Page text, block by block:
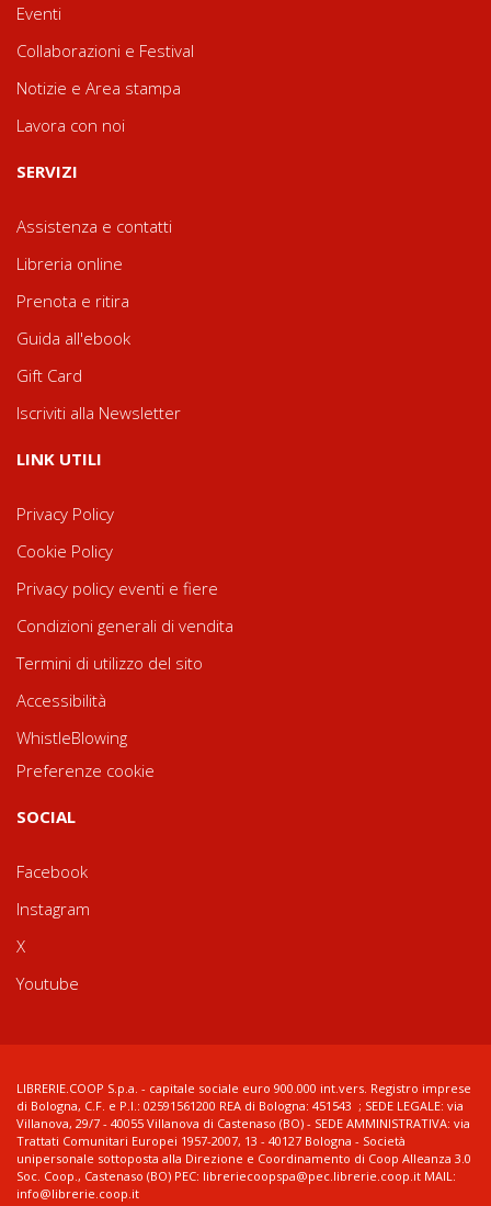
Eventi
Collaborazioni e Festival
Notizie e Area stampa
Lavora con noi
SERVIZI
Assistenza e contatti
Libreria online
Prenota e ritira
Guida all'ebook
Gift Card
Iscriviti alla Newsletter
LINK UTILI
Privacy Policy
Cookie Policy
Privacy policy eventi e fiere
Condizioni generali di vendita
Termini di utilizzo del sito
Accessibilità
WhistleBlowing
Preferenze cookie
SOCIAL
Facebook
Instagram
X
Youtube
LIBRERIE.COOP S.p.a. - capitale sociale euro 900.000 int.vers. Registro imprese
di Bologna, C.F. e P.I.: 02591561200 REA di Bologna: 451543 ; SEDE LEGALE: via
Villanova, 29/7 - 40055 Villanova di Castenaso (BO) - SEDE AMMINISTRATIVA: via
Trattati Comunitari Europei 1957-2007, 13 - 40127 Bologna - Società
unipersonale sottoposta alla Direzione e Coordinamento di Coop Alleanza 3.0
Soc. Coop., Castenaso (BO) PEC: libreriecoopspa@pec.librerie.coop.it MAIL:
info@librerie.coop.it